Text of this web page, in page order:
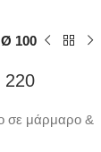
100
σε μάρμαρο &